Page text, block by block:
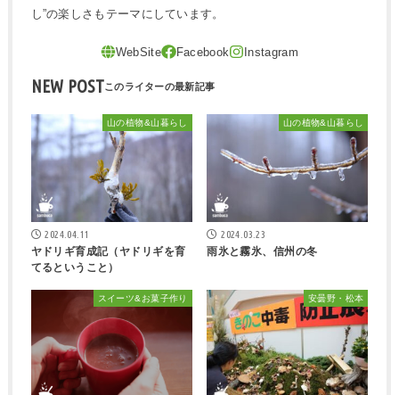
し”の楽しさもテーマにしています。
NEW POST
山の植物&山暮らし
2024.04.11
ヤドリギ育成記（ヤドリギを育
てるということ）
山の植物&山暮らし
2024.03.23
雨氷と霧氷、信州の冬
スイーツ&お菓子作り 安曇野・松本